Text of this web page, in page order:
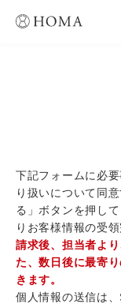
下記フォームに必
り扱いについて同
る」ボタンを押し
りお客様情報の受
請求後、担当者よ
た、数日後に最寄
きます。
個人情報の送信は